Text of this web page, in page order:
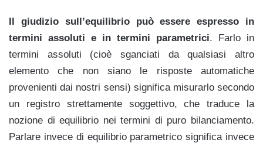
Il giudizio sull’equilibrio può essere espresso in
termini assoluti e in termini parametrici. Farlo in
termini assoluti (cioè sganciati da qualsiasi altro
elemento che non siano le risposte automatiche
provenienti dai nostri sensi) significa misurarlo secondo
un registro strettamente soggettivo, che traduce la
nozione di equilibrio nei termini di puro bilanciamento.
Parlare invece di equilibrio parametrico significa invece